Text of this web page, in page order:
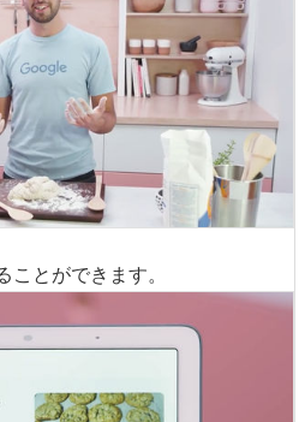
とができます。